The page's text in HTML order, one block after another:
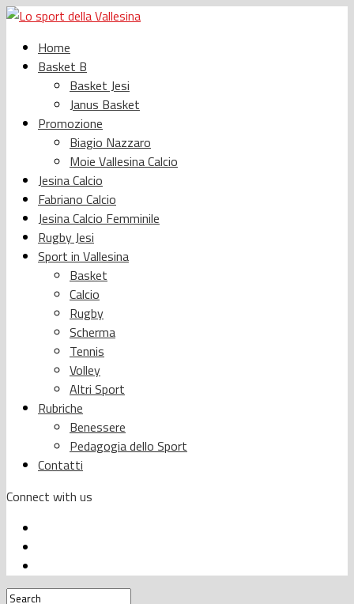
Home
Basket B
Basket Jesi
Janus Basket
Promozione
Biagio Nazzaro
Moie Vallesina Calcio
Jesina Calcio
Fabriano Calcio
Jesina Calcio Femminile
Rugby Jesi
Sport in Vallesina
Basket
Calcio
Rugby
Scherma
Tennis
Volley
Altri Sport
Rubriche
Benessere
Pedagogia dello Sport
Contatti
Connect with us